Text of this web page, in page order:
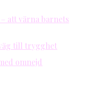
att värna barnets
till trygghet
omnejd